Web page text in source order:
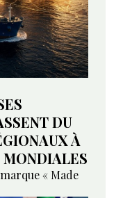
DU
À
MONDIALES
« Made